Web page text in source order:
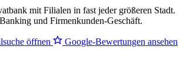
mit Filialen in fast jeder größeren Stadt.
und Firmenkunden-Geschäft.
öffnen Google-Bewertungen ansehen